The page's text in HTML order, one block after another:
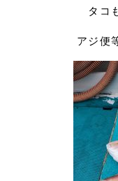
タコ
アジ便